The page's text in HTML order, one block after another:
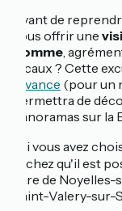
Avant de
vous offrir une
Somme,
locaux ? Cette
l'avance (pour un
permettra de
panoramas sur la
ℹ️ Si vous avez
sachez qu'il est
gare de
Saint-Valery-sur-